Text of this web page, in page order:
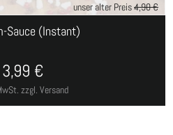
unser alter Preis4,90 €
Sauce (Instant)
zzgl. Versand
3,99 €